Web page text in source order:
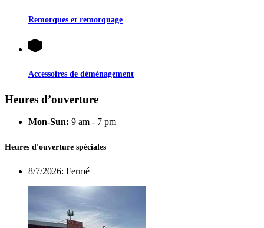
Remorques et remorquage
Accessoires de déménagement
Heures d’ouverture
Mon-Sun: 9 am - 7 pm
Heures d'ouverture spéciales
8/7/2026: Fermé